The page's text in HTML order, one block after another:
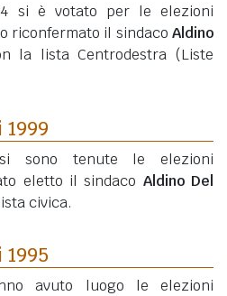
si è votato per le elezioni
riconfermato il sindaco Aldino
la lista Centrodestra (Liste
sono tenute le elezioni
eletto il sindaco Aldino Del
civica.
avuto luogo le elezioni